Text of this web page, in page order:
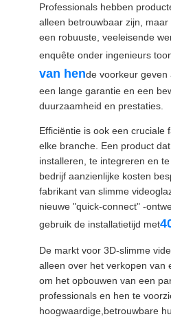
SITEMAP
PRIVACYBELEID
Professionals hebben
alleen betrouwbaar zijn,
een robuuste, veeleisende
enquête onder ingenieurs
van hende voorkeur
een lange garantie en een
duurzaamheid en prestaties.
Efficiëntie is ook een cruciale
elke branche. Een product
installeren, te integreren en
bedrijf aanzienlijke kosten
fabrikant van slimme
nieuwe "quick-connect" -
gebruik de installatietijd met
De markt voor 3D-slimme
alleen over het verkopen van
om het opbouwen van een
professionals en hen te
hoogwaardige,betrouwbare